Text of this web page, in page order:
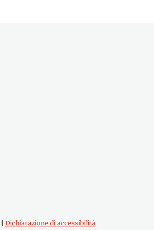
Dichiarazione di accessibilità